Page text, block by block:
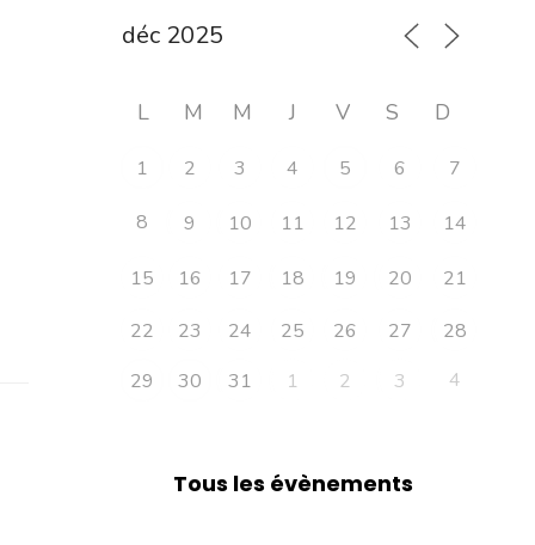
L M M J V S D
1 2 3 4 5 6 7
8 9 10 11 12 13 14
15 16 17 18 19 20
21
22
23 24 25 26 27
28
29
30 31 1 2 3 4
Tous les évènements